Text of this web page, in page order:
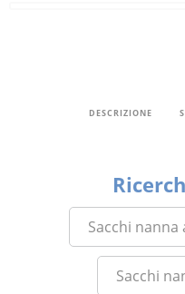
DESCRIZIONE
Sacchi
Sacchi